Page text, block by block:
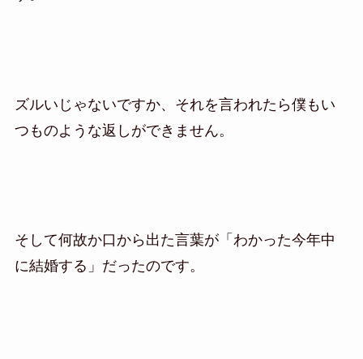
ズルいじゃないですか、それを言われたら僕もい
つものような返しができません。
そして何故か口から出た言葉が「わかった今年中
に結婚する」だったのです。